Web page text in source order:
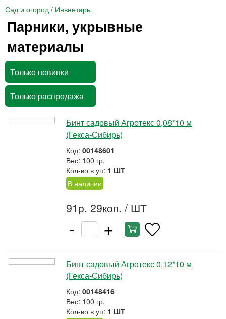
Сад и огород / Инвентарь
Парники, укрывные
материалы
Только новинки
Только распродажа
Бинт садовый Агротекс 0,08*10 м
(Гекса-Сибирь)
Код: 00148601
Вес: 100 гр.
Кол-во в уп: 1 ШТ
В наличии
91р. 29коп. / ШТ
- +
Бинт садовый Агротекс 0,12*10 м
(Гекса-Сибирь)
Код: 00148416
Вес: 100 гр.
Кол-во в уп: 1 ШТ